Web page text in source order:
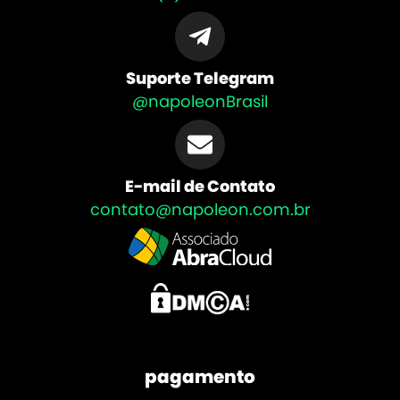
Suporte Telegram
@napoleonBrasil
E-mail de Contato
contato@napoleon.com.br
pagamento